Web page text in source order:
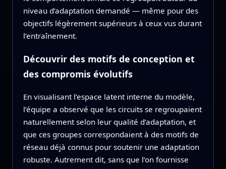
niveau d’adaptation demandé — même pour des
objectifs légèrement supérieurs à ceux vus durant
l’entraînement.
Découvrir des motifs de conception et
des compromis évolutifs
En visualisant l’espace latent interne du modèle,
l’équipe a observé que les circuits se regroupaient
naturellement selon leur qualité d’adaptation, et
que ces groupes correspondaient à des motifs de
réseau déjà connus pour soutenir une adaptation
robuste. Autrement dit, sans que l’on fournisse